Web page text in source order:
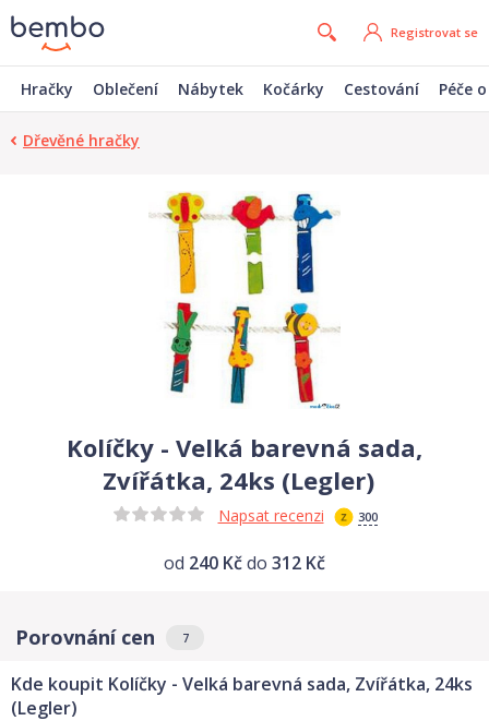
Registrovat se
Hračky Oblečení Nábytek Kočárky Cestování Péče
Dřevěné hračky
Kolíčky - Velká barevná sada,
Zvířátka, 24ks (Legler)
Napsat recenzi 300
od 240 Kčdo 312 Kč
Porovnání cen 7
Kde koupit Kolíčky - Velká barevná sada, Zvířátka, 24ks
(Legler)